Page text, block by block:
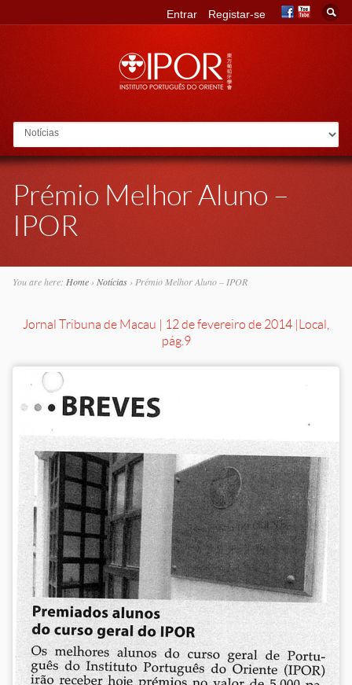
Go to:
Entrar Registar-se
Prémio Melhor Aluno –
IPOR
You are here: Home› Notícias› Prémio Melhor Aluno – IPOR
Jornal Tribuna de Macau | 12 de fevereiro de 2014 | Local,
pág.9